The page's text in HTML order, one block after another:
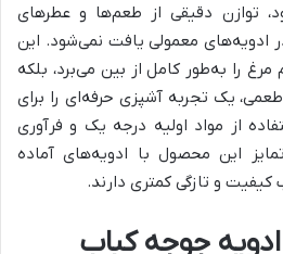
توازن دقیقی از طعم‌ها و عطرهای
ادویه‌های معمولی یافت نمی‌شود. این
مرغ را به‌طور کامل از بین می‌برد، بلکه
یک تجربه آشپزی حرفه‌ای را برای
از مواد اولیه درجه یک و فرآوری
تمایز این محصول با ادویه‌های آماده
و تازگی کمتری دارند.
جوجه کباب